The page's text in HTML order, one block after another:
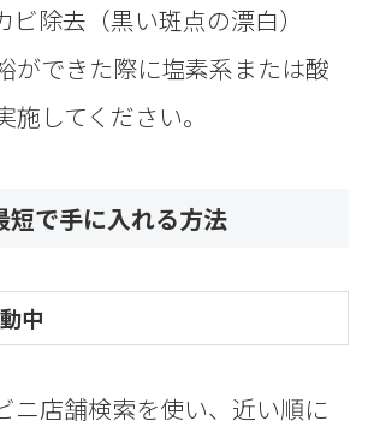
ビ除去（黒い斑点の漂白）
ができた際に塩素系または酸
してください。
短で手に入れる方法
中
ニ店舗検索を使い、近い順に